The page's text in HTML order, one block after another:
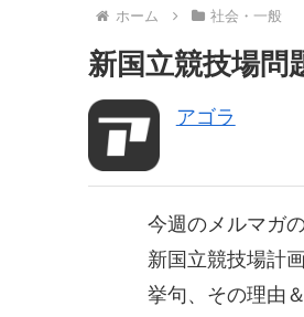
ホーム 社会・一般
新国立競技場問
アゴラ
今週のメルマガ
新国立競技場計
挙句、その理由